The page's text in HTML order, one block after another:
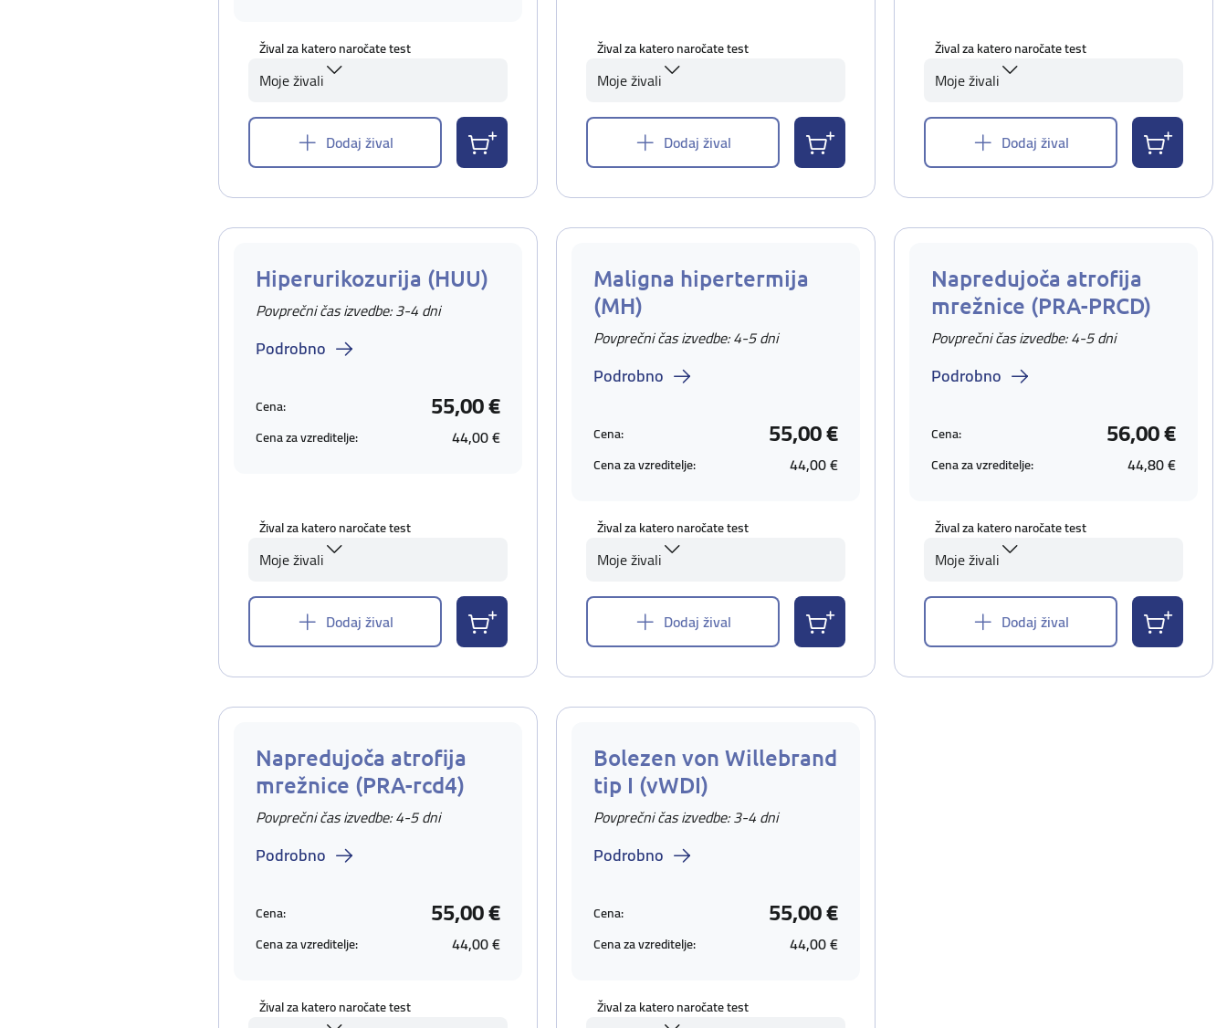
Žival za katero naročate test
Moje živali
Dodaj žival
Žival za katero naročate test
Moje živali
Dodaj žival
Žival za katero naročate test
Moje živali
Dodaj žival
Hiperurikozurija (HUU)
Povprečni čas izvedbe: 3-4 dni
Podrobno
Cena: 55,00 €
Cena za vzreditelje: 44,00 €
Žival za katero naročate test
Moje živali
Dodaj žival
Maligna hipertermija
(MH)
Povprečni čas izvedbe: 4-5 dni
Podrobno
Cena: 55,00 €
Cena za vzreditelje: 44,00 €
Žival za katero naročate test
Moje živali
Dodaj žival
Napredujoča atrofija
mrežnice (PRA-PRCD)
Povprečni čas izvedbe: 4-5 dni
Podrobno
Cena: 56,00 €
Cena za vzreditelje: 44,80 €
Žival za katero naročate test
Moje živali
Dodaj žival
Napredujoča atrofija
mrežnice (PRA-rcd4)
Povprečni čas izvedbe: 4-5 dni
Podrobno
Cena: 55,00 €
Cena za vzreditelje: 44,00 €
Žival za katero naročate test
Bolezen von Willebrand
tip I (vWDI)
Povprečni čas izvedbe: 3-4 dni
Podrobno
Cena: 55,00 €
Cena za vzreditelje: 44,00 €
Žival za katero naročate test